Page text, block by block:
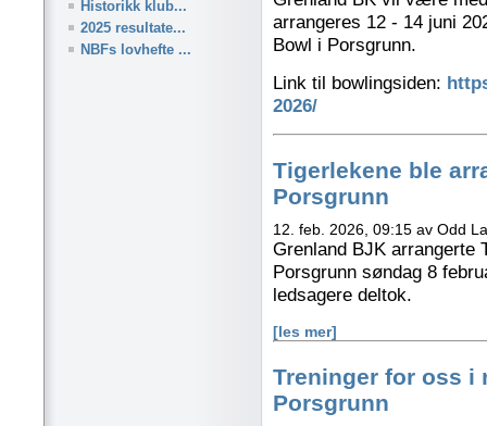
Historikk klub...
2025 resultate...
NBFs lovhefte ...
arrangeres 12 - 14 juni
Bowl i Porsgrunn.
Link til bowlingsiden:
2026/
Tigerlekene ble
Porsgrunn
12. feb. 2026, 09:15 av Odd
Grenland BJK arrangerte
Porsgrunn søndag 8
ledsagere deltok.
[les mer]
Treninger for oss i
Porsgrunn